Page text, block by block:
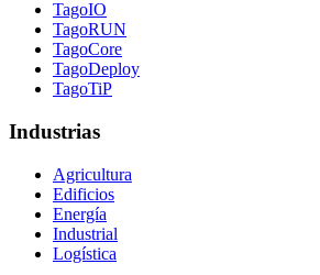
TagoIO
TagoRUN
TagoCore
TagoDeploy
TagoTiP
Industrias
Agricultura
Edificios
Energía
Industrial
Logística